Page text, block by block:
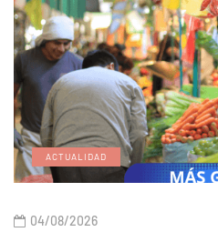
ACTUALIDAD
04/08/2026